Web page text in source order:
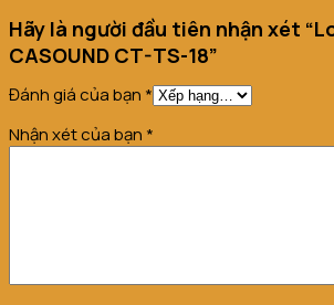
Hãy là người đầu tiên nhận xét
CASOUND CT-TS-18”
Đánh giá của bạn *
Nhận xét của bạn *